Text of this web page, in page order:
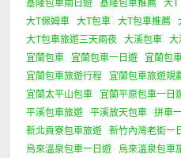
基隆包車兩日遊 基隆包車推薦 大T
大T保姆車
大T包車 大T包車推薦
大T包車旅遊三天兩夜
大溪包車 大
宜蘭包車
宜蘭包車一日遊 宜蘭包
宜蘭包車旅遊行程
宜蘭包車旅遊規
宜蘭太平山包車
宜蘭平原包車一日
平溪包車旅遊
平溪放天包車 拼車
新北貢寮包車旅遊
新竹內灣老街一
烏來溫泉包車一日遊
烏來溫泉包車